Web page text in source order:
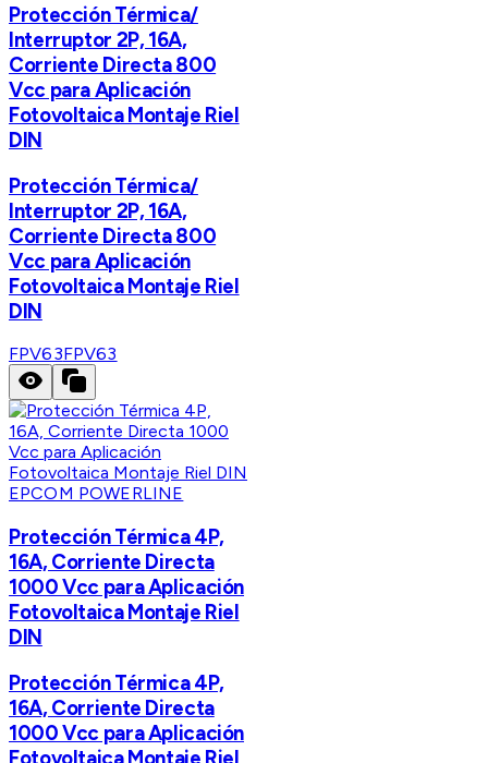
Protección Térmica/
Interruptor 2P, 16A,
Corriente Directa 800
Vcc para Aplicación
Fotovoltaica Montaje Riel
DIN
Protección Térmica/
Interruptor 2P, 16A,
Corriente Directa 800
Vcc para Aplicación
Fotovoltaica Montaje Riel
DIN
FPV63FPV63
EPCOM POWERLINE
Protección Térmica 4P,
16A, Corriente Directa
1000 Vcc para Aplicación
Fotovoltaica Montaje Riel
DIN
Protección Térmica 4P,
16A, Corriente Directa
1000 Vcc para Aplicación
Fotovoltaica Montaje Riel